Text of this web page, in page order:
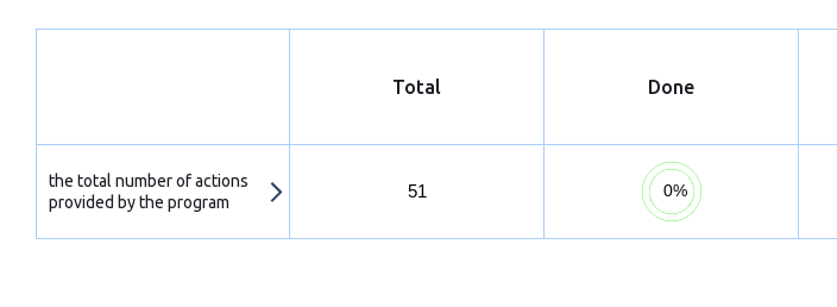
Total Done
the total number of actions
provided by the program
51